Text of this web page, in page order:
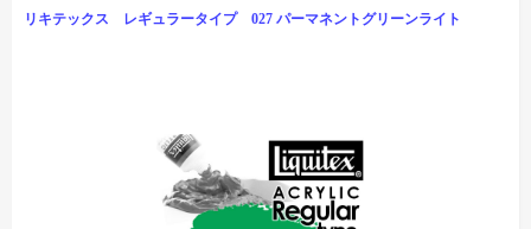
リキテックス レギュラータイプ 027 パーマネントグリーンライト